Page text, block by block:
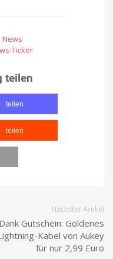
, News
Ticker
teilen
teilen
teilen
Nächster Artikel
Dank Gutschein: Goldenes
Kabel von Aukey
für nur 2,99 Euro